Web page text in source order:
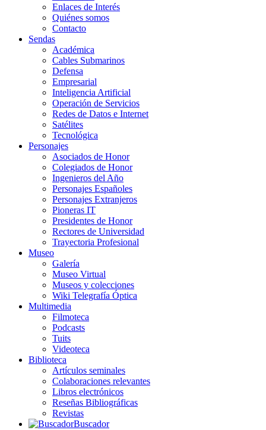
Enlaces de Interés
Quiénes somos
Contacto
Sendas
Académica
Cables Submarinos
Defensa
Empresarial
Inteligencia Artificial
Operación de Servicios
Redes de Datos e Internet
Satélites
Tecnológica
Personajes
Asociados de Honor
Colegiados de Honor
Ingenieros del Año
Personajes Españoles
Personajes Extranjeros
Pioneras IT
Presidentes de Honor
Rectores de Universidad
Trayectoria Profesional
Museo
Galería
Museo Virtual
Museos y colecciones
Wiki Telegrafía Óptica
Multimedia
Filmoteca
Podcasts
Tuits
Videoteca
Biblioteca
Artículos seminales
Colaboraciones relevantes
Libros electrónicos
Reseñas Bibliográficas
Revistas
Buscador